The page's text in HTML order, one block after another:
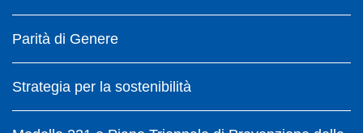
Parità di Genere
Strategia per la sostenibilità